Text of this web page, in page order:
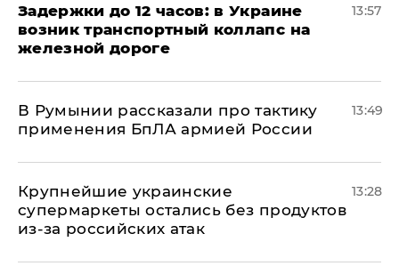
Задержки до 12 часов: в Украине
возник транспортный коллапс на
железной дороге
13:57
В Румынии рассказали про тактику
применения БпЛА армией России
13:49
Крупнейшие украинские
супермаркеты остались без продуктов
из-за российских атак
13:28